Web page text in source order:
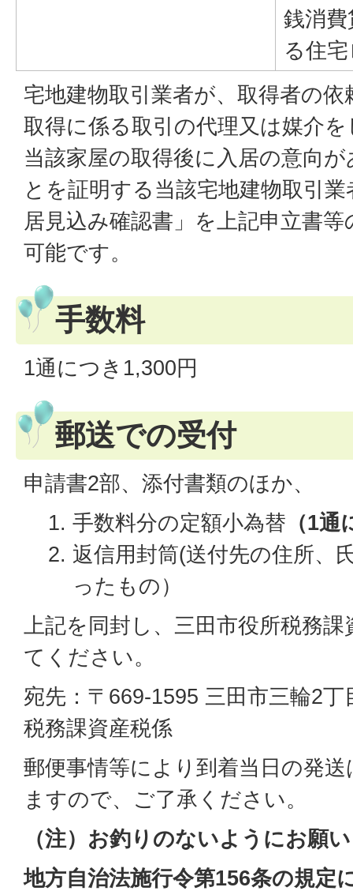
銭消
る住
宅地建物取引業者が、取得者の
取得に係る取引の代理又は媒介
当該家屋の取得後に入居の意向
とを証明する当該宅地建物取引
居見込み確認書」を上記申立書
可能です。
手数料
1通につき1,300円
郵送での受付
申請書2部、添付書類のほか、
手数料分の定額小為替 （1
返信用封筒(送付先の住所、
ったもの）
上記を同封し、三田市役所税務
てください。
宛先：〒669-1595 三田市三輪2
税務課資産税係
郵便事情等により到着当日の発
ますので、ご了承ください。
（注）お釣りのないようにお願
地方自治法施行令第156条の規定